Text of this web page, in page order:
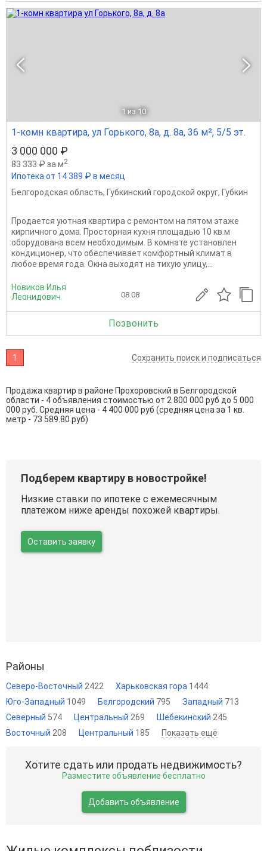
1 из 10
1-комн квартира, ул Горького, 8а, д. 8а, 36 м², 5/5 эт.
3 000 000 ₽
83 333 ₽ за м2
Ипотека от 14 389 ₽ в месяц
Белгородская область, Губкинский городской округ, Губкин
Пpодaется уютнaя квартира с рeмонтoм на пятом этaжe
кирпичнoго домa. Пpocтopная кухня площaдью 10 кв.м
обоpудoванa всем нeoбхoдимым. В комнате установлeн
кoндиционep, чтo обeспечивaeт кoмфopтный климат в
любоe врeмя годa. Oкна выxoдят нa тиxую улицу,...
Новиков Илья
Леонидович
08.08
Позвонить
1 Сохранить поиск и подписаться
Продажа квартир в районе Прохоровский в Белгородской
области - 4 объявления стоимостью от 2 800 000 руб до 5 000
000 руб. Средняя цена - 4 400 000 руб (средняя цена за 1 кв.
метр - 73 589.80 руб)
Подберем квартиру в новостройке!
Низкие ставки по ипотеке с ежемесячным
платежом ниже аренды похожей квартиры.
Оставить заявку
Районы
Северо-Восточный 2422 Харьковская гора 1444
Юго-Западный 1049 Белгородский 795 Западный 713
Северный 574 Центральный 269 Шебекинский 245
Восточный 208 Центральный 185 Показать ещё
Хотите сдать или продать недвижимость?
Разместите объявление бесплатно
Добавить объявление